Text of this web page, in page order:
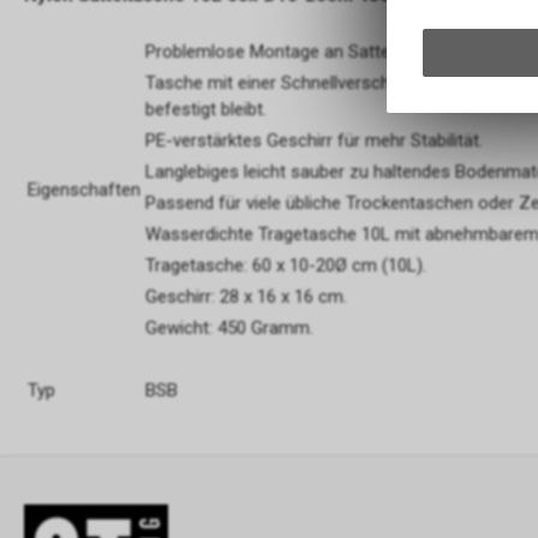
Eigenschaften
Problemlose Montage an Sattelschienen und
Tasche mit einer Schnellverschluss-Schnalle
befestigt bleibt.
PE-verstärktes Geschirr für mehr Stabilität.
Langlebiges leicht sauber zu haltendes
Passend für viele übliche Trockentaschen oder
Wasserdichte Tragetasche 10L mit
Tragetasche: 60 x 10-20Ø cm (10L).
Geschirr: 28 x 16 x 16 cm.
Gewicht: 450 Gramm.
Typ BSB